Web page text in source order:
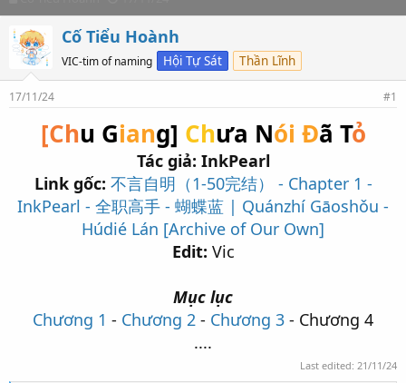
h
r
e
a
d
s
t
a
t
d
e
Cố Tiểu Hoành
VIC-tim of naming Hội Tự Sát Thần Lĩnh
17/11/24 #1
[Chu Giang] Chưa Nói Đã Tỏ
Tác giả: InkPearl
Link gốc: 不言自明（1-50完结） - Chapter 1 -
InkPearl - 全职高手 - 蝴蝶蓝 | Quánzhí Gāoshǒu -
Húdié Lán [Archive of Our Own]
Edit: Vic
Mục lục
Chương 1 - Chương 2 - Chương 3 - Chương 4
....​
Last edited: 21/11/24